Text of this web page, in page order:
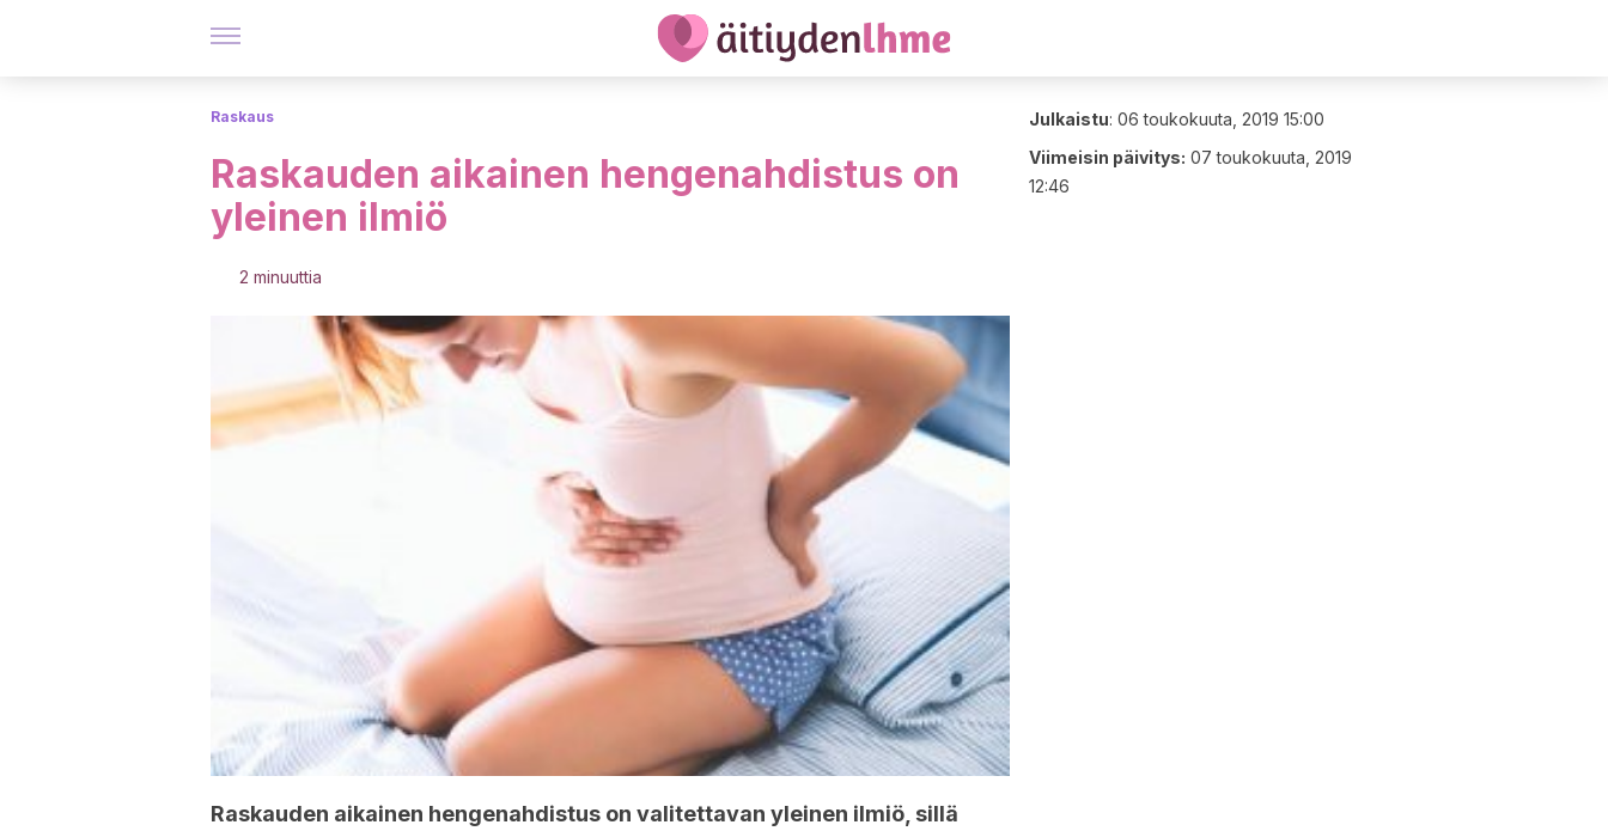
Raskaus
Raskauden aikainen hengenahdistus on
yleinen ilmiö
2 minuuttia
Raskauden aikainen hengenahdistus on valitettavan yleinen ilmiö, sillä
Julkaistu: 06 toukokuuta, 2019 15:00
Viimeisin päivitys: 07 toukokuuta, 2019
12:46